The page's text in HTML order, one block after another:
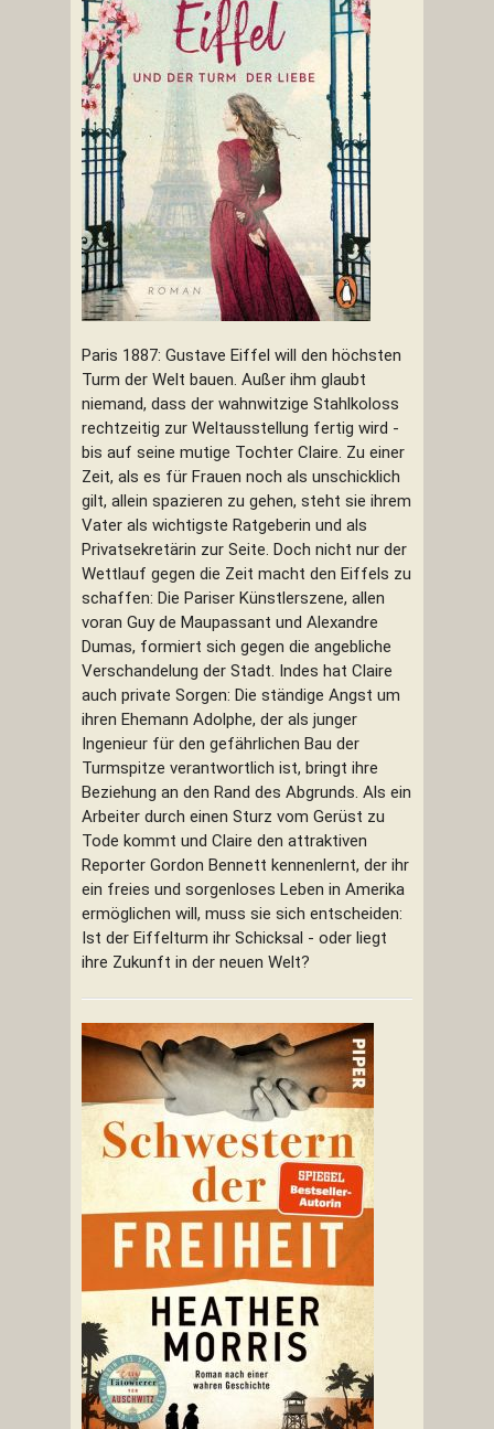
Paris 1887: Gustave Eiffel will den höchsten
Turm der Welt bauen. Außer ihm glaubt
niemand, dass der wahnwitzige Stahlkoloss
rechtzeitig zur Weltausstellung fertig wird -
bis auf seine mutige Tochter Claire. Zu einer
Zeit, als es für Frauen noch als unschicklich
gilt, allein spazieren zu gehen, steht sie ihrem
Vater als wichtigste Ratgeberin und als
Privatsekretärin zur Seite. Doch nicht nur der
Wettlauf gegen die Zeit macht den Eiffels zu
schaffen: Die Pariser Künstlerszene, allen
voran Guy de Maupassant und Alexandre
Dumas, formiert sich gegen die angebliche
Verschandelung der Stadt. Indes hat Claire
auch private Sorgen: Die ständige Angst um
ihren Ehemann Adolphe, der als junger
Ingenieur für den gefährlichen Bau der
Turmspitze verantwortlich ist, bringt ihre
Beziehung an den Rand des Abgrunds. Als ein
Arbeiter durch einen Sturz vom Gerüst zu
Tode kommt und Claire den attraktiven
Reporter Gordon Bennett kennenlernt, der ihr
ein freies und sorgenloses Leben in Amerika
ermöglichen will, muss sie sich entscheiden:
Ist der Eiffelturm ihr Schicksal - oder liegt
ihre Zukunft in der neuen Welt?